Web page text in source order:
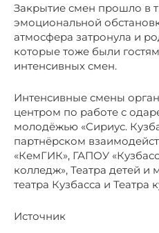
Закрытие смен прошло в
эмоциональной
атмосфера затронула и
которые тоже были
интенсивных смен.
Интенсивные смены
центром по работе с
молодёжью «Сириус.
партнёрском
«КемГИК», ГАПОУ
колледж», Театра детей
театра Кузбасса и Театра
Источник